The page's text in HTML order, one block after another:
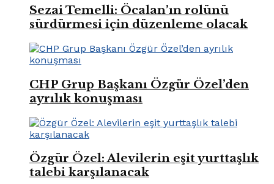
Sezai Temelli: Öcalan’ın rolünü
sürdürmesi için düzenleme olacak
CHP Grup Başkanı Özgür Özel’den
ayrılık konuşması
Özgür Özel: Alevilerin eşit yurttaşlık
talebi karşılanacak